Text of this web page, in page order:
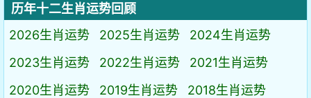
历年十二生肖运势回顾
2026生肖运势
2025生肖运势
2024生肖运势
2023生肖运势
2022生肖运势
2021生肖运势
2020生肖运势
2019生肖运势
2018生肖运势